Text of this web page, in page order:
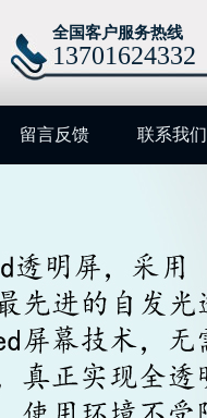
全国客户服务热线
13701624332
留言反馈 联系我们